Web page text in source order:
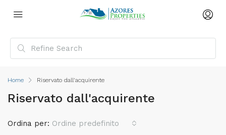
Home Riservato dall'acquirente
Riservato dall'acquirente
Ordina per: Ordine predefinito